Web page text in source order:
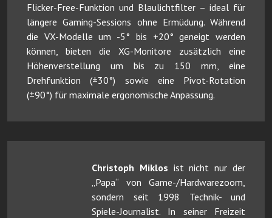
Flicker-Free-Funktion und Blaulichtfilter – ideal für
längere Gaming-Sessions ohne Ermüdung. Während
die VX-Modelle um -5° bis +20° geneigt werden
können, bieten die XG-Monitore zusätzlich eine
Höhenverstellung um bis zu 150 mm, eine
Drehfunktion (±30°) sowie eine Pivot-Rotation
(±90°) für maximale ergonomische Anpassung.
Christoph Miklos ist nicht nur der
„Papa“ von Game-/Hardwarezoom,
sondern seit 1998 Technik- und
Spiele-Journalist. In seiner Freizeit